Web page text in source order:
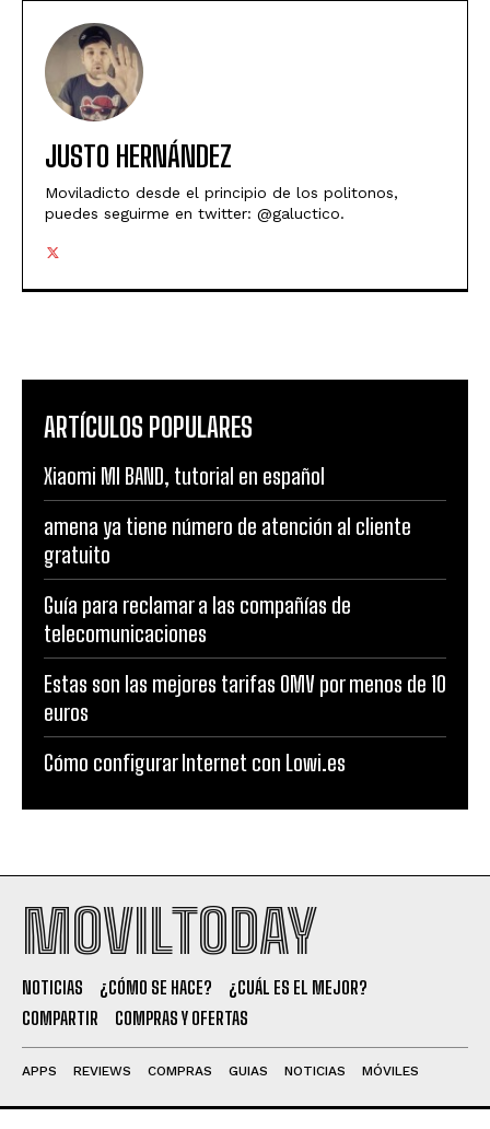
JUSTO HERNÁNDEZ
Moviladicto desde el principio de los politonos,
puedes seguirme en twitter: @galuctico.
ARTÍCULOS POPULARES
Xiaomi MI BAND, tutorial en español
amena ya tiene número de atención al cliente
gratuito
Guía para reclamar a las compañías de
telecomunicaciones
Estas son las mejores tarifas OMV por menos de 10
euros
Cómo configurar Internet con Lowi.es
MOVILTODAY
NOTICIAS ¿CÓMO SE HACE?
¿CUÁL ES EL MEJOR?
COMPARTIR
COMPRAS Y OFERTAS
APPS REVIEWS COMPRAS GUIAS NOTICIAS MÓVILES